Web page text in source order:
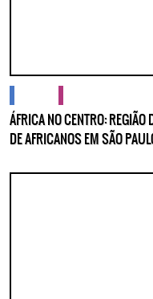
ÁFRICA NO CENTRO:
DE AFRICANOS EM SÃO